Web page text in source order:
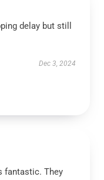
delay but still
Dec 3, 2024
fantastic. They